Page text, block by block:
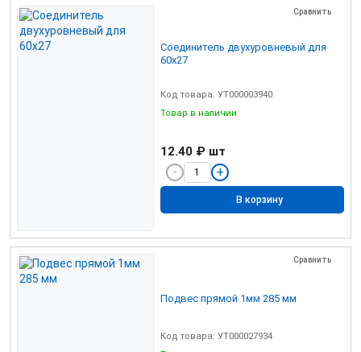
Сравнить
Соединитель двухуровневый для
60х27
Код товара: УТ000003940
Товар в наличии
12.40 ₽ шт
В корзину
Сравнить
Подвес прямой 1мм 285 мм
Код товара: УТ000027934